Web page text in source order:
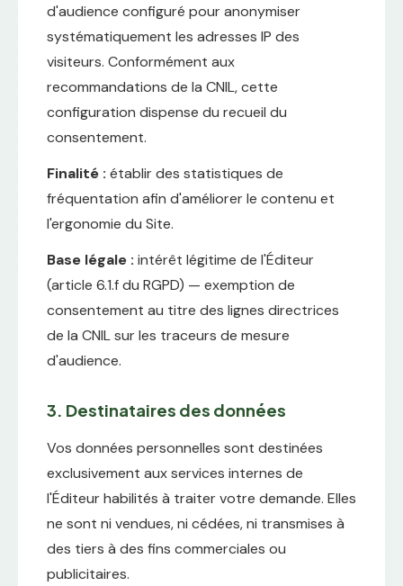
d'audience configuré pour anonymiser
systématiquement les adresses IP des
visiteurs. Conformément aux
recommandations de la CNIL, cette
configuration dispense du recueil du
consentement.
Finalité : établir des statistiques de
fréquentation afin d'améliorer le contenu et
l'ergonomie du Site.
Base légale : intérêt légitime de l'Éditeur
(article 6.1.f du RGPD) — exemption de
consentement au titre des lignes directrices
de la CNIL sur les traceurs de mesure
d'audience.
3. Destinataires des données
Vos données personnelles sont destinées
exclusivement aux services internes de
l'Éditeur habilités à traiter votre demande. Elles
ne sont ni vendues, ni cédées, ni transmises à
des tiers à des fins commerciales ou
publicitaires.